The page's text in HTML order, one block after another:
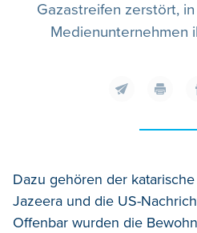
Gazastreifen zerstört,
Medienunternehmen
Dazu gehören der
Jazeera und die US-
Offenbar wurden die